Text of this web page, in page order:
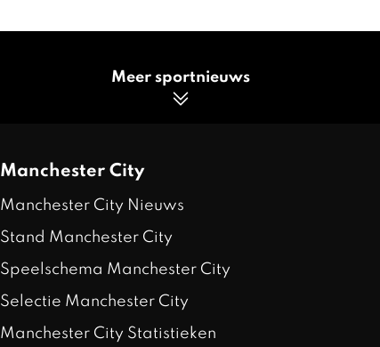
Meer sportnieuws
Manchester City
Manchester City Nieuws
Stand Manchester City
Speelschema Manchester City
Selectie Manchester City
Manchester City Statistieken